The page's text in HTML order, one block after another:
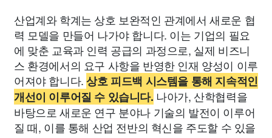
산업계와 학계는 상호 보완적인 관계에서 새로운 협
력 모델을 만들어 나가야 합니다. 이는 기업의 필요
에 맞춘 교육과 인력 공급의 과정으로, 실제 비즈니
스 환경에서의 요구 사항을 반영한 인재 양성이 이루
어져야 합니다.상호 피드백 시스템을 통해 지속적인
개선이 이루어질 수 있습니다. 나아가, 산학협력을
바탕으로 새로운 연구 분야나 기술의 발전이 이루어
질 때, 이를 통해 산업 전반의 혁신을 주도할 수 있을